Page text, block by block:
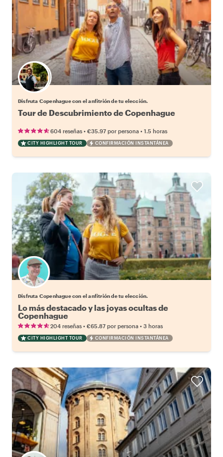
Elige tu local favorito
Disfruta Copenhague con el anfitrión de tu elección.
Tour de Descubrimiento de Copenhague
604 reseñas • €35.97 por persona • 1.5 horas
CITY HIGHLIGHT TOUR CONFIRMACIÓN INSTANTÁNEA
Elige tu local favorito
Disfruta Copenhague con el anfitrión de tu elección.
Lo más destacado y las joyas ocultas de
Copenhague
204 reseñas • €65.87 por persona • 3 horas
CITY HIGHLIGHT TOUR CONFIRMACIÓN INSTANTÁNEA